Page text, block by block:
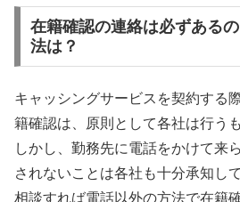
在籍確認の連絡は必ずある
法は？
キャッシングサービスを契約する
籍確認は、原則として各社は行う
しかし、勤務先に電話をかけて来
されないことは各社も十分承知し
相談すれば電話以外の方法で在籍